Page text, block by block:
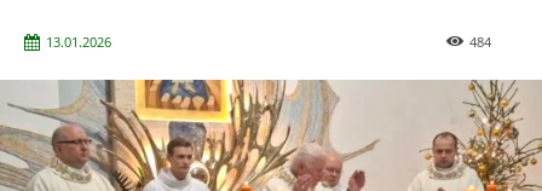
13.01.2026 484